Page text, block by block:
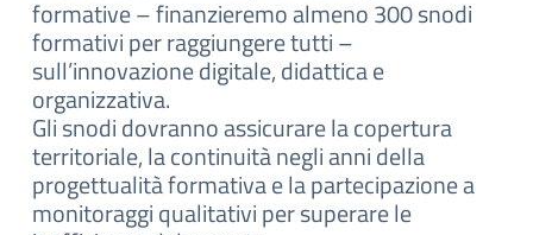
formative – finanzieremo almeno 300 snodi
formativi per raggiungere tutti –
sull’innovazione digitale, didattica e
organizzativa.
Gli snodi dovranno assicurare la copertura
territoriale, la continuità negli anni della
progettualità formativa e la partecipazione a
monitoraggi qualitativi per superare le